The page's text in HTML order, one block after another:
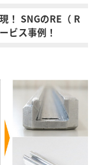
！ SNGのRE（ R
ビス事例！